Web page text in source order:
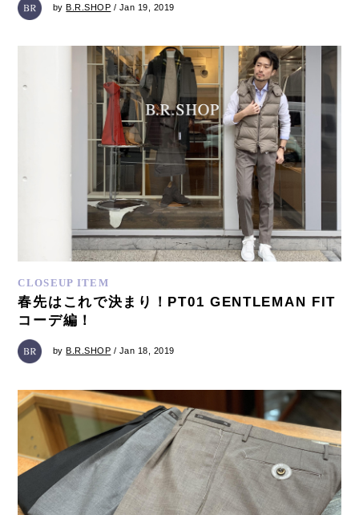
byB.R.SHOP / Jan 19, 2019
CLOSEUP ITEM
春先はこれで決まり！PT01 GENTLEMAN FIT
コーデ編！
by B.R.SHOP / Jan 18, 2019